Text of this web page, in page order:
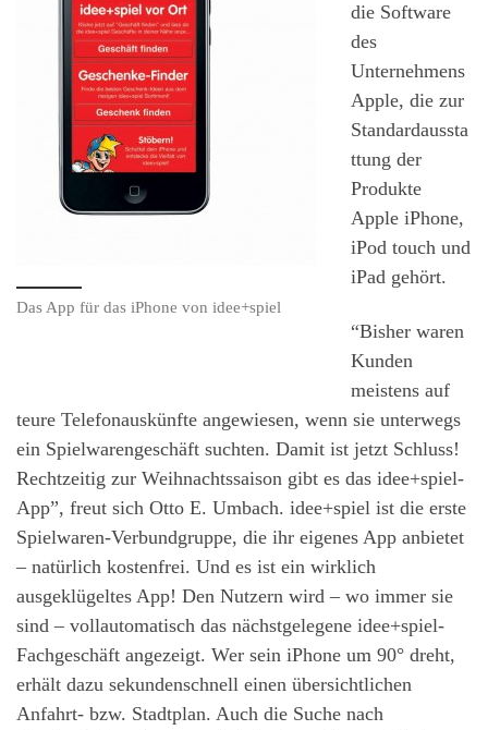
Das App für das iPhone von idee+spiel
die Software
des
Unternehmens
Apple, die zur
Standardaussta
ttung der
Produkte
Apple iPhone,
iPod touch und
iPad gehört.
“Bisher waren
Kunden
meistens auf
teure Telefonauskünfte angewiesen, wenn sie unterwegs
ein Spielwarengeschäft suchten. Damit ist jetzt Schluss!
Rechtzeitig zur Weihnachtssaison gibt es das idee+spiel-
App”, freut sich Otto E. Umbach. idee+spiel ist die erste
Spielwaren-Verbundgruppe, die ihr eigenes App anbietet
– natürlich kostenfrei. Und es ist ein wirklich
ausgeklügeltes App! Den Nutzern wird – wo immer sie
sind – vollautomatisch das nächstgelegene idee+spiel-
Fachgeschäft angezeigt. Wer sein iPhone um 90° dreht,
erhält dazu sekundenschnell einen übersichtlichen
Anfahrt- bzw. Stadtplan. Auch die Suche nach